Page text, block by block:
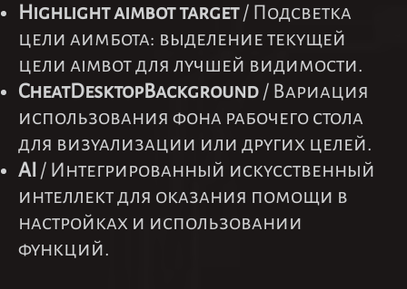
Highlight aimbot target/ Подсветка
цели аимбота: выделение текущей
цели aimbot для лучшей видимости.
CheatDesktopBackground / Вариация
использования фона рабочего стола
для визуализации или других целей.
AI / Интегрированный искусственный
интеллект для оказания помощи в
настройках и использовании
функций.